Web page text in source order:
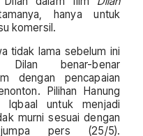
hanya untuk
komersil.
tidak lama sebelum ini
benar-benar
dengan pencapaian
Pilihan Hanung
untuk menjadi
murni sesuai dengan
jumpa pers (25/5).